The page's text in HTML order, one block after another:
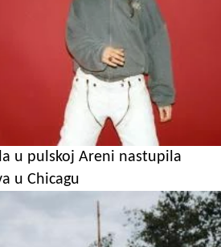
u pulskoj Areni nastupila
u Chicagu